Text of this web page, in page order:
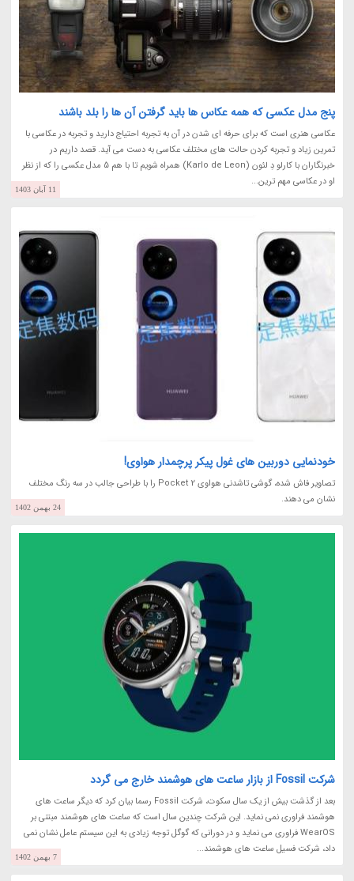
پنج مدل عکسی که همه عکاس ها باید گرفتن آن ها را بلد باشند
عکاسی هنری است که برای حرفه ای شدن در آن به تجربه احتیاج دارید و تجربه در عکاسی با
تمرین زیاد و تجربه کردن حالت های مختلف عکاسی به دست می آید. قصد داریم در
خبرنگاران با کارلو دِ لئون (Karlo de Leon) همراه شویم تا با هم 5 مدل عکسی را که از نظر
او در عکاسی مهم ترین...
11 آبان 1403
خودنمایی دوربین های غول پیکر پرچمدار هواوی!
تصاویر فاش شده، گوشی تاشدنی هواوی Pocket 2 را با طراحی جالب در سه رنگ مختلف
نشان می دهند.
24 بهمن 1402
شرکت Fossil از بازار ساعت های هوشمند خارج می گردد
بعد از گذشت بیش از یک سال سکوت، شرکت Fossil رسما بیان کرد که دیگر ساعت های
هوشمند فراوری نمی نماید. این شرکت چندین سال است که ساعت های هوشمند مبتنی بر
WearOS فراوری می نماید و در دورانی که گوگل توجه زیادی به این سیستم عامل نشان نمی
داد، شرکت فسیل ساعت های هوشمند...
7 بهمن 1402